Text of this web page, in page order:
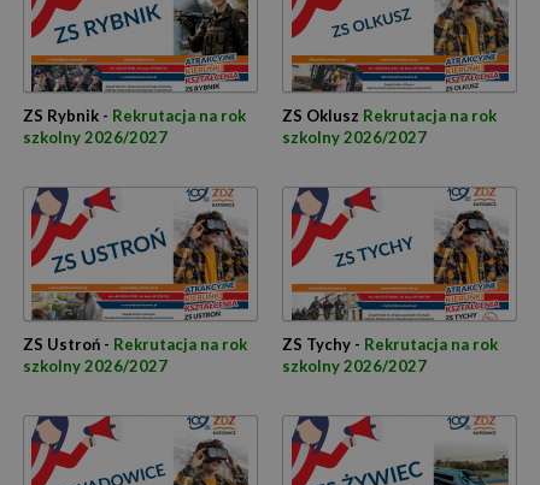
ZS Rybnik - Rekrutacja na rok
szkolny 2026/2027
ZS Oklusz Rekrutacja na rok
szkolny 2026/2027
ZS Ustroń - Rekrutacja na rok
szkolny 2026/2027
ZS Tychy - Rekrutacja na rok
szkolny 2026/2027